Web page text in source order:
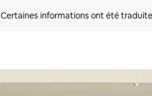
Certaines informations ont été